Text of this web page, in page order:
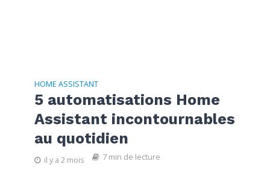
HOME ASSISTANT
5 automatisations Home
Assistant incontournables
au quotidien
il y a 2 mois 7 min de lecture